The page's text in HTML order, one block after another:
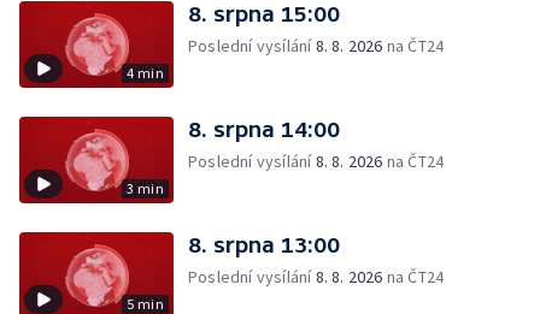
4 min
8. srpna 15:00
Poslední vysílání8. 8. 2026 na ČT24
3 min
8. srpna 14:00
Poslední vysílání8. 8. 2026 na ČT24
5 min
8. srpna 13:00
Poslední vysílání8. 8. 2026 na ČT24